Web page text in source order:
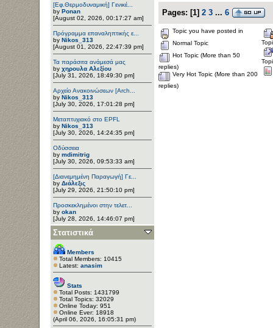
[Εφ.Θερμοδυναμική] Γενικέ...
by Ponan
[August 02, 2026, 00:17:27 am]
Πρόγραμμα επαναληπτικής ε...
by Nikos_313
[August 01, 2026, 22:47:39 pm]
Τα παράσιτα ανάμεσά μας
by χηρουλα Αλεξίου
[July 31, 2026, 18:49:30 pm]
Αρχείο Ανακοινώσεων [Arch...
by Nikos_313
[July 30, 2026, 17:01:28 pm]
Μεταπτυχιακό στο EPFL
by Nikos_313
[July 30, 2026, 14:24:35 pm]
Οδύσσεια
by mdimitrig
[July 30, 2026, 09:53:33 am]
[Διανεμημένη Παραγωγή] Γε...
by Διάλεξις
[July 29, 2026, 21:50:10 pm]
Προσκεκλημένοι στην τελετ...
by okan
[July 28, 2026, 14:46:07 pm]
Στατιστικά
Members
Total Members: 10415
Latest: anasim
Stats
Total Posts: 1431799
Total Topics: 32029
Online Today: 951
Online Ever: 18918
(April 06, 2026, 16:05:31 pm)
Pages: [1] 2 3 ... 6
Topic you have posted in
Normal Topic
Hot Topic (More than 50
replies)
Very Hot Topic (More than 200
replies)